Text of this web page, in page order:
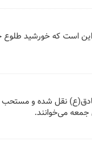
است که خورشید طلوع
نقل شده و
جمعه می‌خوانند.